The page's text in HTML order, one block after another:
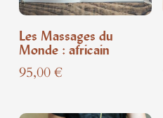
Les Massages du
Monde : africain
95,00€